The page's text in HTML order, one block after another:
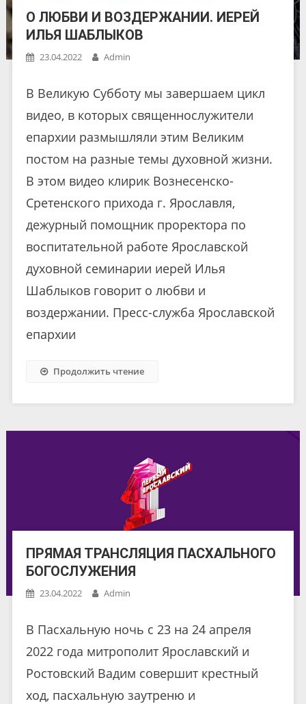
О ЛЮБВИ И ВОЗДЕРЖАНИИ. ИЕРЕЙ
ИЛЬЯ ШАБЛЫКОВ
23.04.2022 Admin
В Великую Субботу мы завершаем цикл
видео, в которых священнослужители
епархии размышляли этим Великим
постом на разные темы духовной жизни.
В этом видео клирик Вознесенско-
Сретенского прихода г. Ярославля,
дежурный помощник проректора по
воспитательной работе Ярославской
духовной семинарии иерей Илья
Шаблыков говорит о любви и
воздержании. Пресс-служба Ярославской
епархии
Продолжить чтение
ПРЯМАЯ ТРАНСЛЯЦИЯ ПАСХАЛЬНОГО
БОГОСЛУЖЕНИЯ
23.04.2022 Admin
В Пасхальную ночь с 23 на 24 апреля
2022 года митрополит Ярославский и
Ростовский Вадим совершит крестный
ход, пасхальную заутреню и